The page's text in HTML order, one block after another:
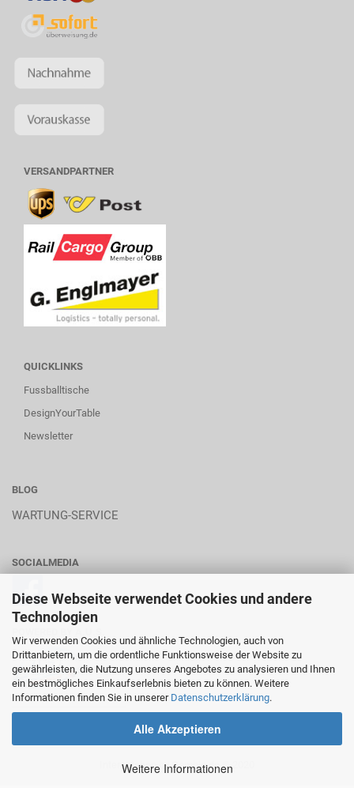
Diese Webseite verwendet Cookies und andere
Technologien
Wir verwenden Cookies und ähnliche Technologien, auch von
Drittanbietern, um die ordentliche Funktionsweise der Website zu
gewährleisten, die Nutzung unseres Angebotes zu analysieren und Ihnen
ein bestmögliches Einkaufserlebnis bieten zu können. Weitere
Informationen finden Sie in unserer Datenschutzerklärung.
Alle Akzeptieren
Weitere Informationen
VERSANDPARTNER
QUICKLINKS
Fussballtische
DesignYourTable
Newsletter
BLOG
WARTUNG-SERVICE
SOCIALMEDIA
________________________
Internetshopby Gambio.de © 2020